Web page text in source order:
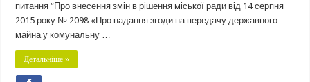
питання “Про внесення змін в рішення міської ради від 14 серпня
2015 року № 2098 «Про надання згоди на передачу державного
майна у комунальну …
Детальніше »